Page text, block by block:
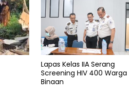
Lapas Kelas IIA Serang
Screening HIV 400 Warga
Binaan